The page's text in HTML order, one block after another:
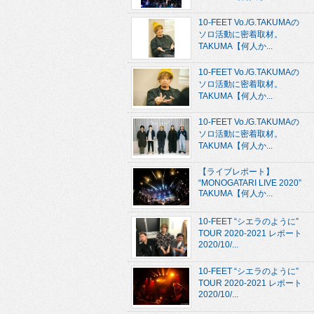
10-FEET Vo./G.TAKUMAの
ソロ活動に密着取材。
TAKUMA【何人か...
10-FEET Vo./G.TAKUMAの
ソロ活動に密着取材。
TAKUMA【何人か...
10-FEET Vo./G.TAKUMAの
ソロ活動に密着取材。
TAKUMA【何人か...
【ライブレポート】
“MONOGATARI LIVE 2020”
TAKUMA【何人か...
10-FEET “シエラのように”
TOUR 2020-2021 レポート
2020/10/...
10-FEET “シエラのように”
TOUR 2020-2021 レポート
2020/10/...